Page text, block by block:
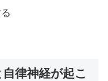
律神経が起こ